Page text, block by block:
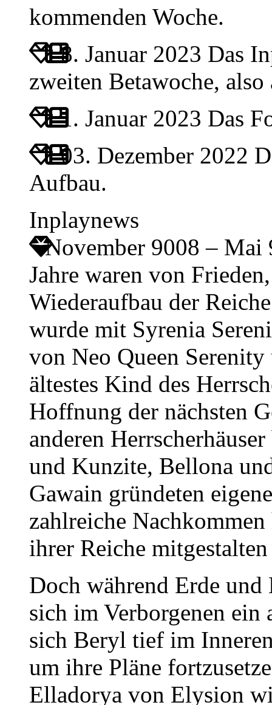
kommenden Woche.
8. Januar 2023 Das
zweiten Betawoche, also
1. Januar 2023 Das
03. Dezember 2022
Aufbau.
Inplaynews
November 9008 – Mai
Jahre waren von
Wiederaufbau der
wurde mit Syrenia
von Neo Queen
ältestes Kind des
Hoffnung der nächsten
anderen
und Kunzite, Bellona
Gawain gründeten
zahlreiche
ihrer Reiche
Doch während Erde
sich im Verborgenen ein
sich Beryl tief im
um ihre Pläne
Elladorya von Elysion